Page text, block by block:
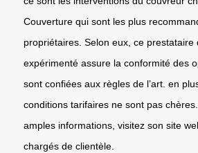
Couverture qui sont les plus
propriétaires. Selon eux, ce prestataire
expérimenté assure la conformité des
sont confiées aux règles de l’art. en
conditions tarifaires ne sont pas
amples informations, visitez son site
chargés de clientèle.